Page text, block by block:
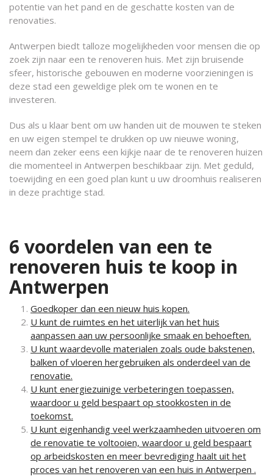
potentie van het pand en de geschatte kosten van de
renovaties.
Antwerpen biedt talloze mogelijkheden voor mensen die op
zoek zijn naar een te renoveren huis. Met zijn bruisende
sfeer, historische gebouwen en moderne voorzieningen is
deze stad een geweldige plek om te wonen en te
investeren.
Dus als u klaar bent om uw handen uit de mouwen te steken
en uw eigen stempel te drukken op uw nieuwe woning,
neem dan zeker eens een kijkje naar de te renoveren huizen
die momenteel in Antwerpen beschikbaar zijn. Met geduld,
toewijding en een goed plan kunt u uw droomhuis realiseren
in deze prachtige stad.
6 voordelen van een te
renoveren huis te koop in
Antwerpen
Goedkoper dan een nieuw huis kopen.
U kunt de ruimtes en het uiterlijk van het huis
aanpassen aan uw persoonlijke smaak en behoeften.
U kunt waardevolle materialen zoals oude bakstenen,
balken of vloeren hergebruiken als onderdeel van de
renovatie.
U kunt energiezuinige verbeteringen toepassen,
waardoor u geld bespaart op stookkosten in de
toekomst.
U kunt eigenhandig veel werkzaamheden uitvoeren om
de renovatie te voltooien, waardoor u geld bespaart
op arbeidskosten en meer bevrediging haalt uit het
proces van het renoveren van een huis in Antwerpen .